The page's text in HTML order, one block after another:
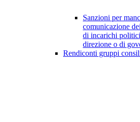
Sanzioni per
comunicazione
di incarichi
direzione o di
Rendiconti gruppi